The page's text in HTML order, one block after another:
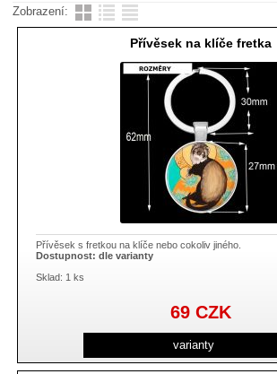
Zobrazení:
Přívěsek na klíče fretka
Přívěsek s fretkou na klíče nebo cokoliv jiného.
Dostupnost:dle varianty
Sklad: 1 ks
varianty
69 CZK